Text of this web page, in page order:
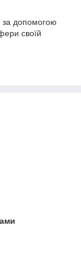
допомогою
своїй